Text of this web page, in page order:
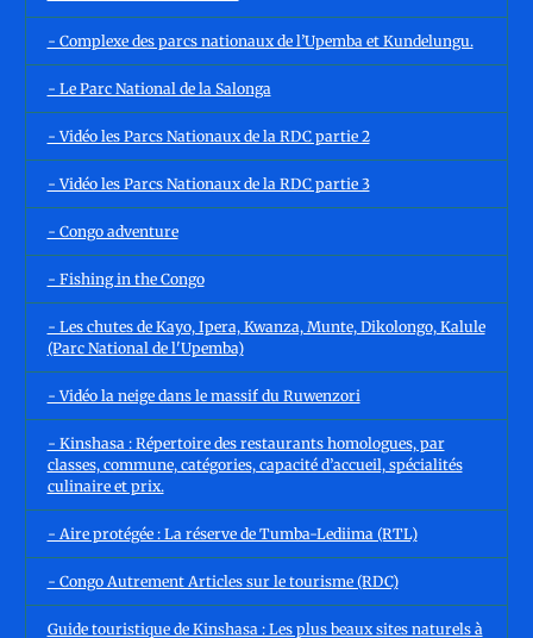
- Complexe des parcs nationaux de l’Upemba et Kundelungu.
- Le Parc National de la Salonga
- Vidéo les Parcs Nationaux de la RDC partie 2
- Vidéo les Parcs Nationaux de la RDC partie 3
- Congo adventure
- Fishing in the Congo
- Les chutes de Kayo, Ipera, Kwanza, Munte, Dikolongo, Kalule
(Parc National de l'Upemba)
- Vidéo la neige dans le massif du Ruwenzori
- Kinshasa : Répertoire des restaurants homologues, par
classes, commune, catégories, capacité d’accueil, spécialités
culinaire et prix.
- Aire protégée : La réserve de Tumba-Lediima (RTL)
- Congo Autrement Articles sur le tourisme (RDC)
Guide touristique de Kinshasa : Les plus beaux sites naturels à